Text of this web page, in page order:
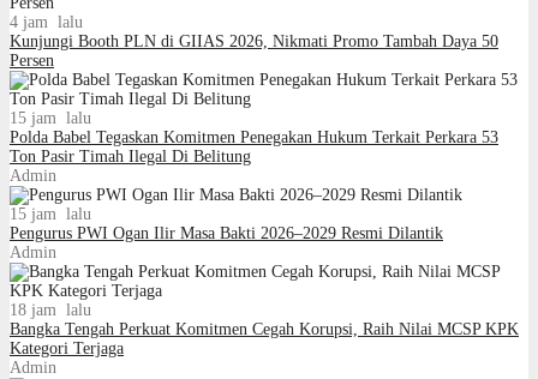
4 jam lalu
Kunjungi Booth PLN di GIIAS 2026, Nikmati Promo Tambah Daya 50
Persen
15 jam lalu
Polda Babel Tegaskan Komitmen Penegakan Hukum Terkait Perkara 53
Ton Pasir Timah Ilegal Di Belitung
Admin
15 jam lalu
Pengurus PWI Ogan Ilir Masa Bakti 2026–2029 Resmi Dilantik
Admin
18 jam lalu
Bangka Tengah Perkuat Komitmen Cegah Korupsi, Raih Nilai MCSP KPK
Kategori Terjaga
Admin